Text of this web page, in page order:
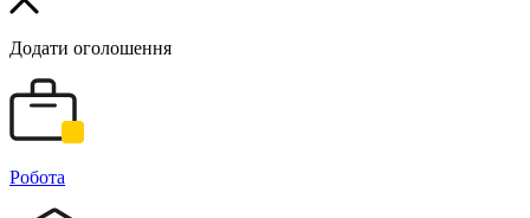
Додати оголошення
Робота